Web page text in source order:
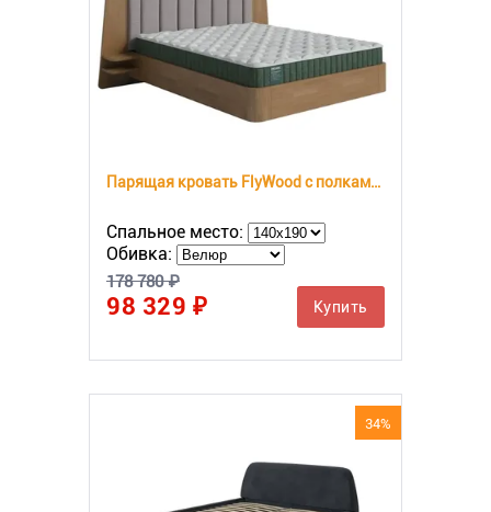
Парящая кровать FlyWood с полками (сосна)
Спальное место:
Обивка:
178 780 ₽
98 329 ₽ Купить
34%